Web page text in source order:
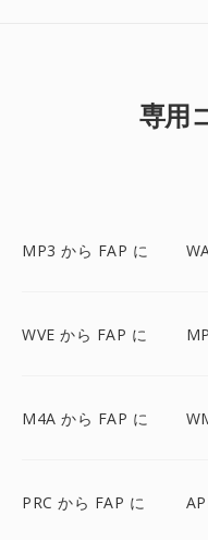
専用
MP3 から FAP に
WVE から FAP に
M4A から FAP に
PRC から FAP に